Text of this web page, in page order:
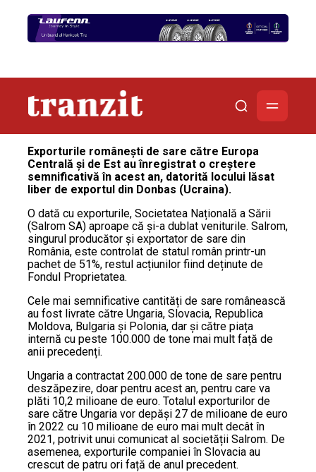
Exporturile românești de sare către Europa
Centrală și de Est au înregistrat o creștere
semnificativă în acest an, datorită locului lăsat
liber de exportul din Donbas (Ucraina).
O dată cu exporturile, Societatea Națională a Sării
(Salrom SA) aproape că și-a dublat veniturile. Salrom,
singurul producător și exportator de sare din
România, este controlat de statul român printr-un
pachet de 51%, restul acțiunilor fiind deținute de
Fondul Proprietatea.
Cele mai semnificative cantități de sare românească
au fost livrate către Ungaria, Slovacia, Republica
Moldova, Bulgaria și Polonia, dar și către piața
internă cu peste 100.000 de tone mai mult față de
anii precedenți.
Ungaria a contractat 200.000 de tone de sare pentru
deszăpezire, doar pentru acest an, pentru care va
plăti 10,2 milioane de euro. Totalul exporturilor de
sare către Ungaria vor depăși 27 de milioane de euro
în 2022 cu 10 milioane de euro mai mult decât în
2021, potrivit unui comunicat al societății Salrom. De
asemenea, exporturile companiei în Slovacia au
crescut de patru ori față de anul precedent.